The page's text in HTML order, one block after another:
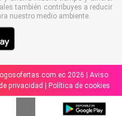
también contribuyes a reducir
nuestro medio ambiente.
2026 | Aviso
privacidad Política de cookies